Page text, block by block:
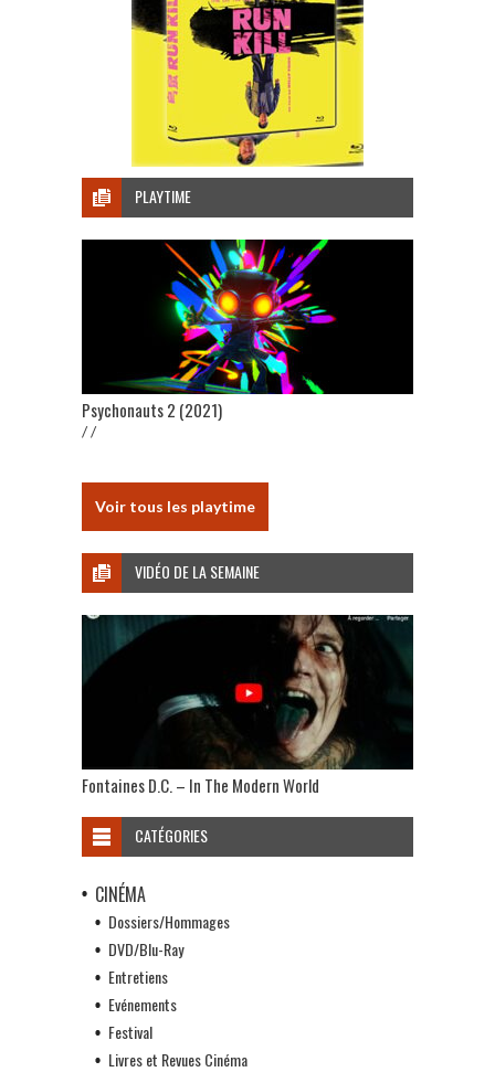
PLAYTIME
Psychonauts 2 (2021)
/ /
Voir tous les playtime
VIDÉO DE LA SEMAINE
Fontaines D.C. – In The Modern World
CATÉGORIES
CINÉMA
Dossiers/Hommages
DVD/Blu-Ray
Entretiens
Evénements
Festival
Livres et Revues Cinéma